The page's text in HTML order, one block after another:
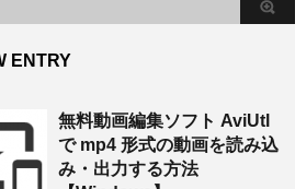
ENTRY
無料動画編集ソフト AviUtl
で mp4 形式の動画を読み込
み・出力する方法